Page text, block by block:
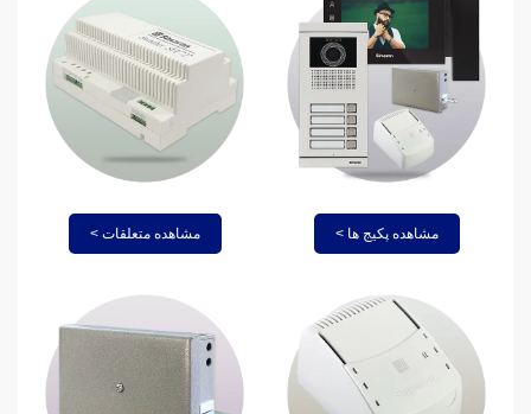
مشاهده پکیج ها > مشاهده متعلقات >